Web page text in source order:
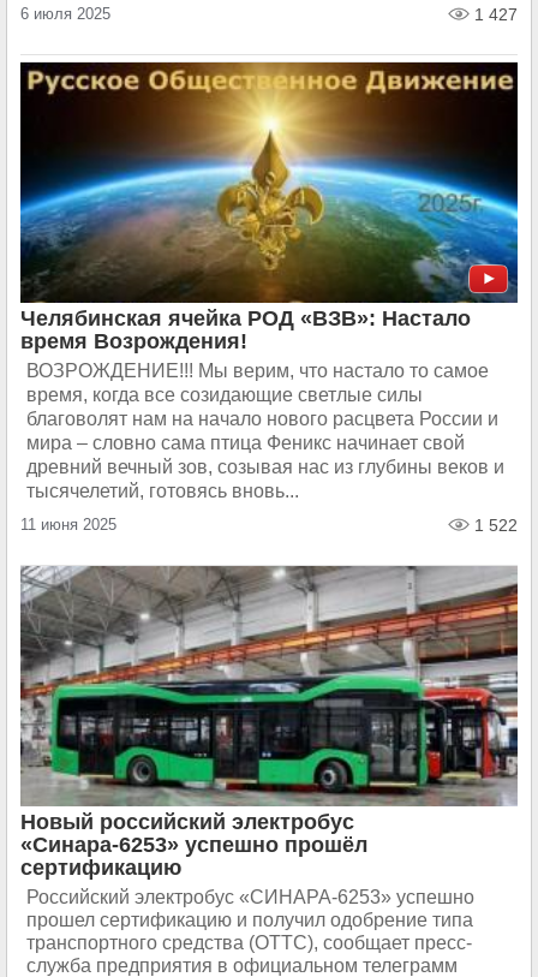
6 июля 2025 1 427
Челябинская ячейка РОД «ВЗВ»: Настало
время Возрождения!
ВОЗРОЖДЕНИЕ!!! Мы верим, что настало то самое
время, когда все созидающие светлые силы
благоволят нам на начало нового расцвета России и
мира – словно сама птица Феникс начинает свой
древний вечный зов, созывая нас из глубины веков и
тысячелетий, готовясь вновь...
11 июня 2025 1 522
Новый российский электробус
«Синара-6253» успешно прошёл
сертификацию
Российский электробус «СИНАРА-6253» успешно
прошел сертификацию и получил одобрение типа
транспортного средства (ОТТС), сообщает пресс-
служба предприятия в официальном телеграмм